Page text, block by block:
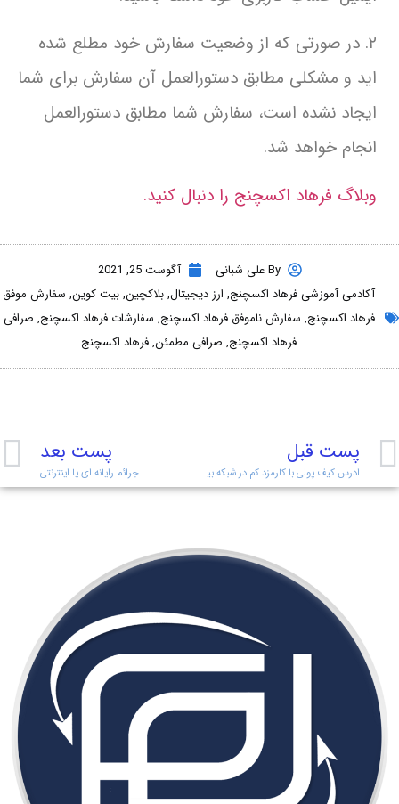
۲. در صورتی که از وضعیت سفارش خود مطلع شده
اید و مشکلی مطابق دستورالعمل آن سفارش برای شما
ایجاد نشده است، سفارش شما مطابق دستورالعمل
انجام خواهد شد.
وبلاگ فرهاد اکسچنج را دنبال کنید.
Byعلی شبانی
آگوست 25, 2021
آکادمی آموزشی فرهاد اکسچنج,ارز دیجیتال,بلاکچین,بیت کوین,سفارش موفق
فرهاد اکسچنج,سفارش ناموفق فرهاد اکسچنج,سفارشات فرهاد اکسچنج,صرافی
فرهاد اکسچنج,صرافی مطمئن,فرهاد اکسچنج
پست قبل
ادرس کیف پولی با کارمزد کم در شبکه بیت کوین!
پست بعد
جرائم رایانه ای یا اینترنتی